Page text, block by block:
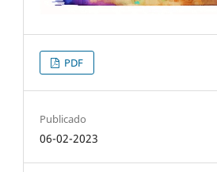
PDF
Publicado
06-02-2023